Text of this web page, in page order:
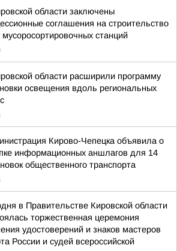
области заключены
соглашения на строительство
мусоросортировочных станций
области расширили программу
освещения вдоль региональных
Кирово-Чепецка объявила о
информационных аншлагов для 14
общественного транспорта
в Правительстве Кировской области
торжественная церемония
удостоверений и знаков мастеров
России и судей всероссийской